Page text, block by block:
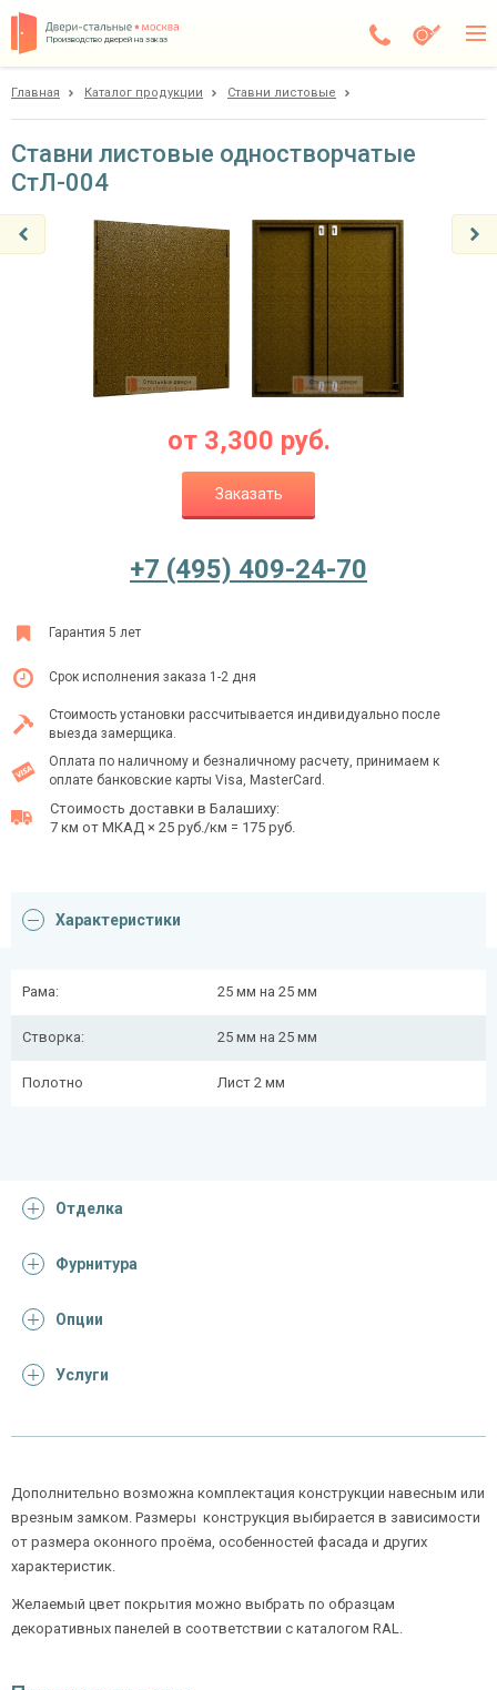
Производство дверей на заказ
Доставка
Установка
Галерея
Акции
Покупателям
Ежедневно с 08:00 до 24:00
Главная Каталог продукции Ставни листовые
Ставни листовые одностворчатые
СтЛ-004
от 3,300 руб.
Заказать
+7 (495) 409-24-70
Гарантия 5 лет
Срок исполнения заказа 1-2 дня
Стоимость установки рассчитывается индивидуально после
выезда замерщика.
Оплата по наличному и безналичному расчету, принимаем к
оплате банковские карты Visa, MasterCard.
Стоимость доставки в Балашиху:
7 км от МКАД × 25 руб./км = 175 руб.
Характеристики
Рама: 25 мм на 25 мм
Створка: 25 мм на 25 мм
Полотно Лист 2 мм
Отделка
Фурнитура
Опции
Услуги
Дополнительно возможна комплектация конструкции навесным или
врезным замком. Размеры конструкция выбирается в зависимости
от размера оконного проёма, особенностей фасада и других
характеристик.
Желаемый цвет покрытия можно выбрать по образцам
декоративных панелей в соответствии с каталогом RAL.